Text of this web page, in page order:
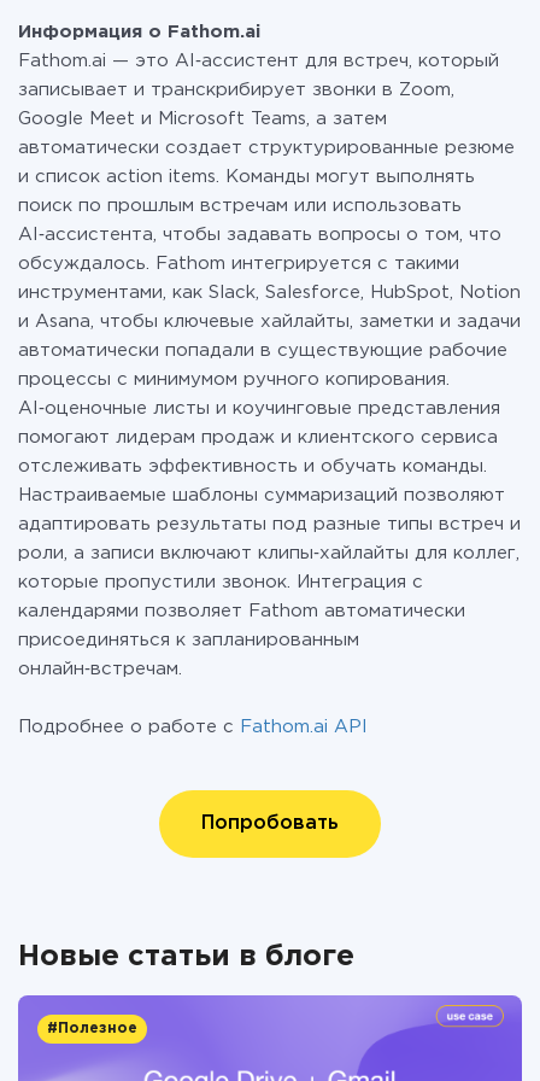
перейти на платный, при необходимости. Подробнее
отарифах .
Информация о Fathom.ai
Fathom.ai — это AI‑ассистент для встреч, который
записывает и транскрибирует звонки в Zoom,
Google Meet и Microsoft Teams, а затем
автоматически создает структурированные резюме
и список action items. Команды могут выполнять
поиск по прошлым встречам или использовать
AI‑ассистента, чтобы задавать вопросы о том, что
обсуждалось. Fathom интегрируется с такими
инструментами, как Slack, Salesforce, HubSpot, Notion
и Asana, чтобы ключевые хайлайты, заметки и задачи
автоматически попадали в существующие рабочие
процессы с минимумом ручного копирования.
AI‑оценочные листы и коучинговые представления
помогают лидерам продаж и клиентского сервиса
отслеживать эффективность и обучать команды.
Настраиваемые шаблоны суммаризаций позволяют
адаптировать результаты под разные типы встреч и
роли, а записи включают клипы‑хайлайты для коллег,
которые пропустили звонок. Интеграция с
календарями позволяет Fathom автоматически
присоединяться к запланированным
онлайн‑встречам.
Подробнее о работе с Fathom.ai API
Попробовать
Новые статьи в блоге
#Полезное